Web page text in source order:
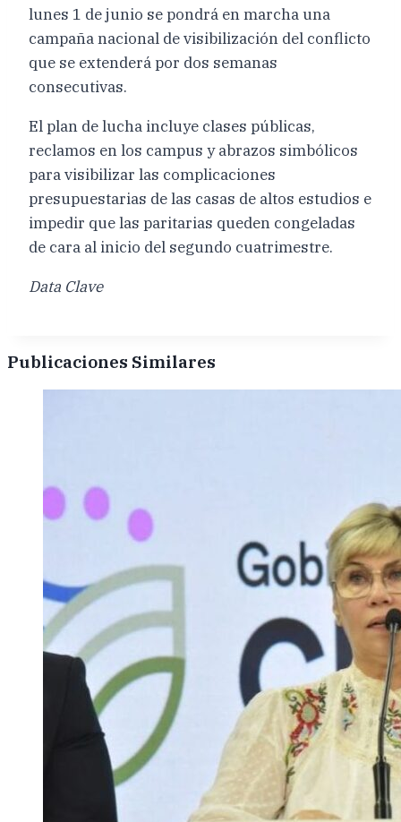
lunes 1 de junio se pondrá en marcha una
campaña nacional de visibilización del conflicto
que se extenderá por dos semanas
consecutivas.
El plan de lucha incluye clases públicas,
reclamos en los campus y abrazos simbólicos
para visibilizar las complicaciones
presupuestarias de las casas de altos estudios e
impedir que las paritarias queden congeladas
de cara al inicio del segundo cuatrimestre.
Data Clave
Publicaciones Similares